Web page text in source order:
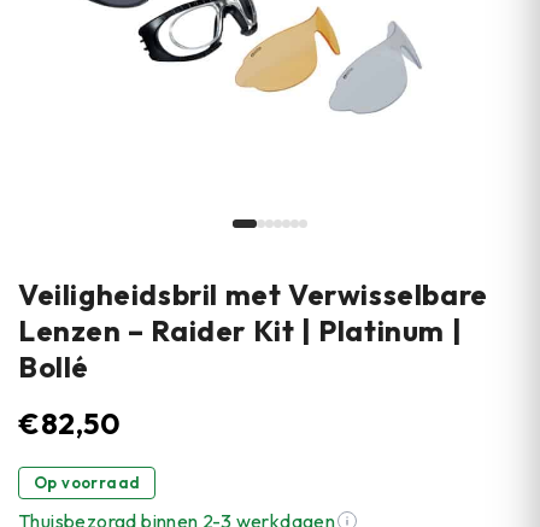
Veiligheidsbril met Verwisselbare
Lenzen – Raider Kit | Platinum |
Bollé
€82,50
Op voorraad
Thuisbezorgd binnen 2-3 werkdagen